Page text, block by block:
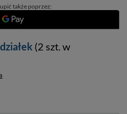
także poprzez:
(2 szt. w